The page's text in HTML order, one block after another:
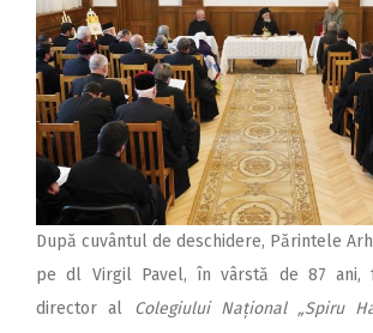
După cuvântul de deschidere, Părintele
pe dl Virgil Pavel, în vârstă de 87 ani,
director al Colegiului Național „Spiru